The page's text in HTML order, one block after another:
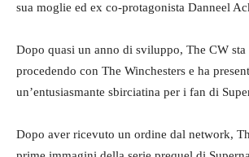
sua moglie ed ex co-protagonista Danneel
Dopo quasi un anno di sviluppo, The CW
procedendo con The Winchesters e ha
un’entusiasmante sbirciatina per i fan di
Dopo aver ricevuto un ordine dal network,